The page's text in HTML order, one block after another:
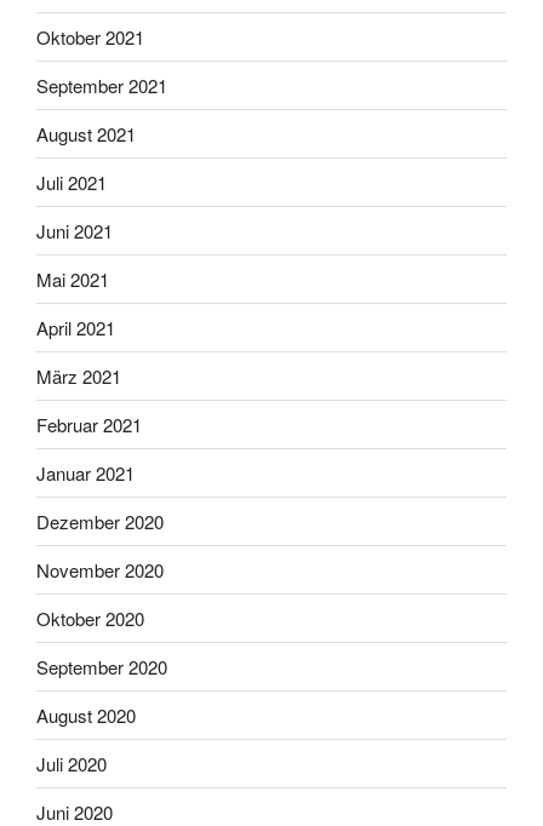
Oktober 2021
September 2021
August 2021
Juli 2021
Juni 2021
Mai 2021
April 2021
März 2021
Februar 2021
Januar 2021
Dezember 2020
November 2020
Oktober 2020
September 2020
August 2020
Juli 2020
Juni 2020